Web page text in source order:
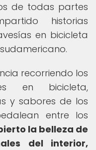
de todas partes
historias
en bicicleta
recorriendo los
en bicicleta,
y sabores de los
entre los
la belleza de
del interior,